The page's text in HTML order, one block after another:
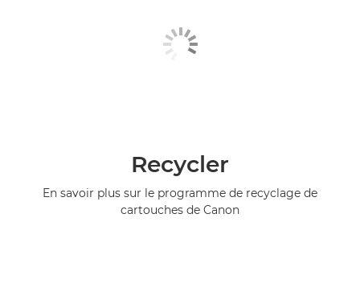
Recycler
En savoir plus sur le programme de recyclage de
cartouches de Canon